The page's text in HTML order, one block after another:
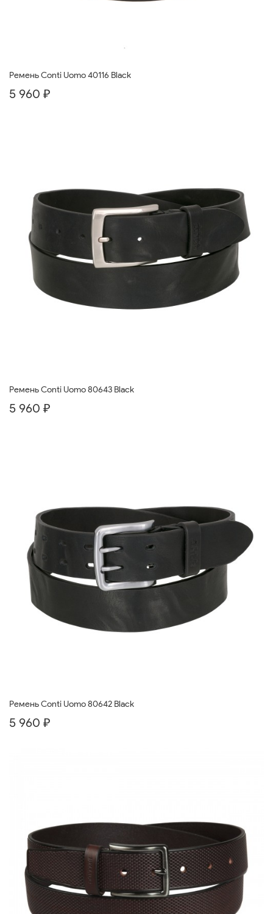
Ремень Conti Uomo 40116 Black
5 960 ₽
Ремень Conti Uomo 80643 Black
5 960 ₽
Ремень Conti Uomo 80642 Black
5 960 ₽